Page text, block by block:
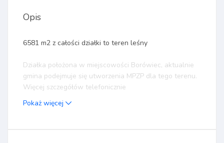
Opis
6581 m2 z całości działki to teren leśny
Działka położona w miejscowości Borówiec, aktualnie
gmina podejmuje się utworzenia MPZP dla tego terenu.
Więcej szczegółów telefonicznie
Pokaż więcej